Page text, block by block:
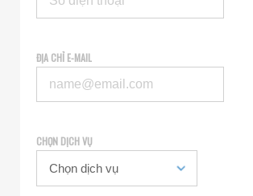
ĐỊA CHỈ E-MAIL
CHỌN DỊCH VỤ